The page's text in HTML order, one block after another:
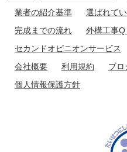
業者の紹介基準
選ばれて
完成までの流れ
外構工事Q
セカンドオピニオンサービス
会社概要
利用規約 ブロ
個人情報保護方針